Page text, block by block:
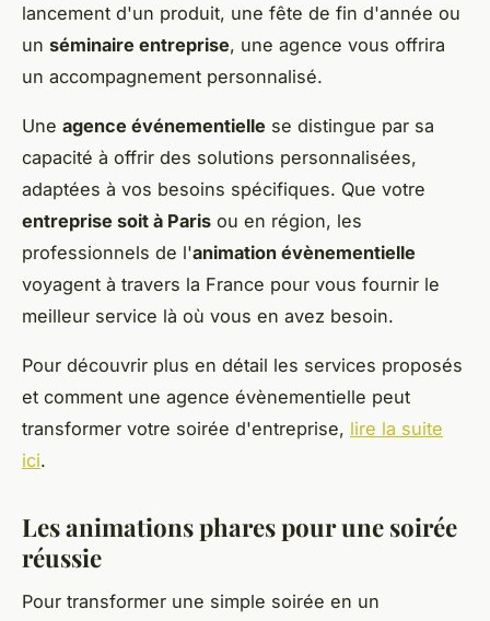
lancement d'un produit, une fête de fin d'année ou
un séminaire entreprise, une agence vous offrira
un accompagnement personnalisé.
Une agence événementielle se distingue par sa
capacité à offrir des solutions personnalisées,
adaptées à vos besoins spécifiques. Que votre
entreprise soit à Paris ou en région, les
professionnels de l'animation évènementielle
voyagent à travers la France pour vous fournir le
meilleur service là où vous en avez besoin.
Pour découvrir plus en détail les services proposés
et comment une agence évènementielle peut
transformer votre soirée d'entreprise, lire la suite
ici.
Les animations phares pour une soirée
réussie
Pour transformer une simple soirée en un